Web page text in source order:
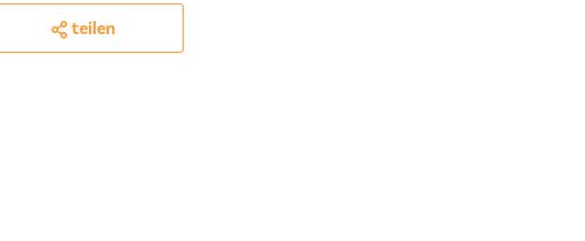
teilen